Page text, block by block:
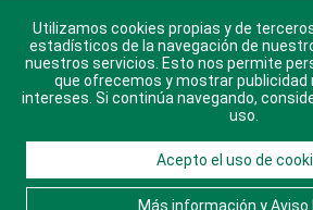
Escuchando al corazón
Economía Personal
Descarga nuestras aplicaciones
sistema Huawei.
© 2021 Diario Libre, todos los
Consulta elAviso Legal. Ponte en
Utilizamos cookies propias y de
estadísticos de la navegación de
nuestros servicios. Esto nos permite
que ofrecemos y mostrar publicidad
intereses. Si continúa navegando,
uso.
Acepto el uso de
Más información y Aviso